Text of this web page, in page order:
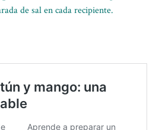
de sal en cada recipiente.